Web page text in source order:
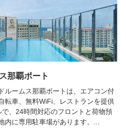
那覇ポート
ルームス那覇ポートは、エアコン付
転車、無料WiFi、レストランを提供
、24時間対応のフロントと荷物預
に専用駐車場があります。...